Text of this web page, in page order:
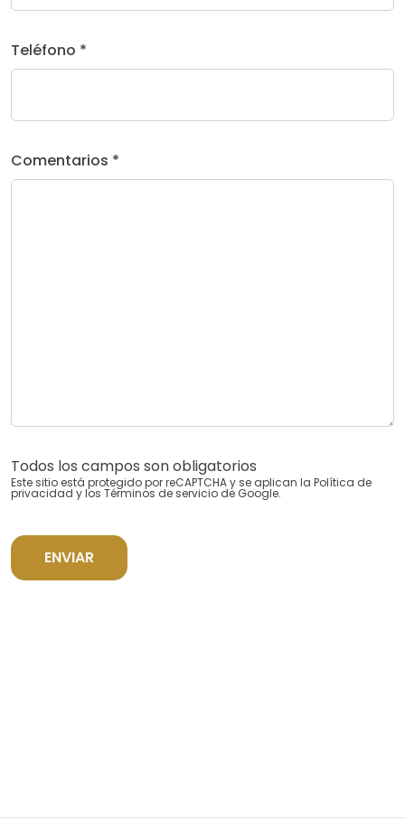
Teléfono *
Comentarios *
Todos los campos son obligatorios
Este sitio está protegido por reCAPTCHA y se aplican la Política de
privacidad y los Términos de servicio de Google.
ENVIAR